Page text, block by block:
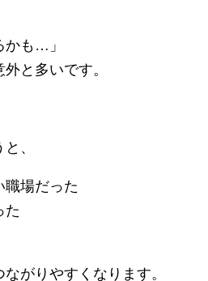
かも…」
と多いです。
、
職場だった
た
がりやすくなります。